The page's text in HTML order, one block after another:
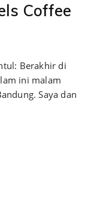
Coffee
Berakhir di
ini malam
Saya dan